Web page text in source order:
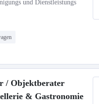
und Dienstleistungs
/ Objektberater
& Gastronomie